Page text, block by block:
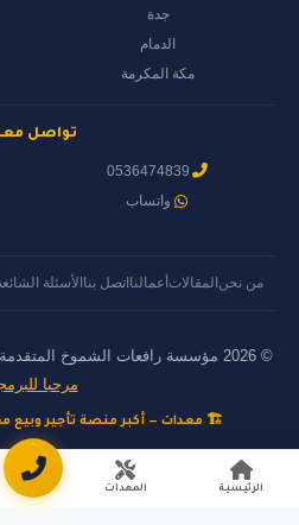
جدة
الدمام
مكة المكرمة
تواصل
0536474839
واتساب
من نحن المقالات أعمالنا اتصل بنا الأسئلة
© 2026 مؤسسة رافعات الشموخ المتقدمة. جميع الحقوق محفوظة. تصميم
مرحبا
🏗️ معدات — أكبر منصة تأجير وبيع
الرئيسية المعدات